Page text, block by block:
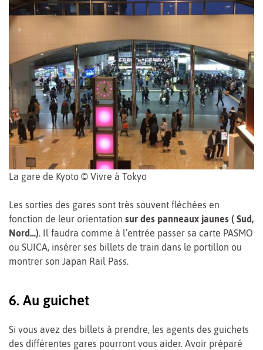
La gare de Kyoto © Vivre à Tokyo
Les sorties des gares sont très souvent fléchées en
fonction de leur orientation sur des panneaux jaunes ( Sud,
Nord…). Il faudra comme à l’entrée passer sa carte PASMO
ou SUICA, insérer ses billets de train dans le portillon ou
montrer son Japan Rail Pass.
6. Au guichet
Si vous avez des billets à prendre, les agents des guichets
des différentes gares pourront vous aider. Avoir préparé